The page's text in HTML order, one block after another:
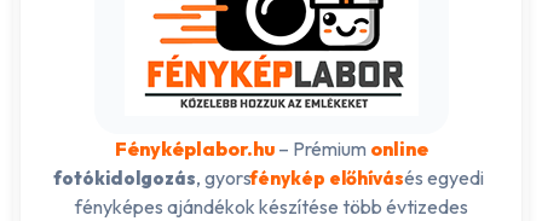
Fényképlabor.hu– Prémium online
fotókidolgozás, gyorsfénykép előhívásés egyedi
fényképes ajándékok készítése több évtizedes